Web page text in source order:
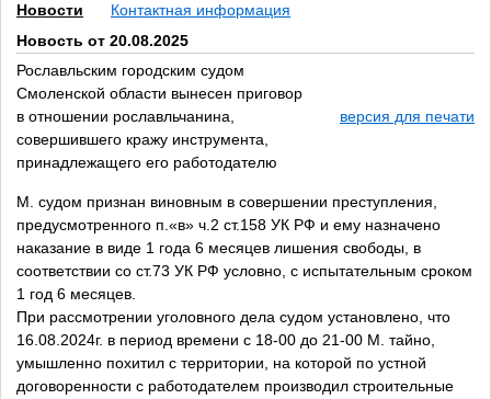
Новости
Контактная информация
Новость от 20.08.2025
Рославльским городским судом
Смоленской области вынесен приговор
в отношении рославльчанина,
совершившего кражу инструмента,
принадлежащего его работодателю
версия для печати
М. судом признан виновным в совершении преступления,
предусмотренного п.«в» ч.2 ст.158 УК РФ и ему назначено
наказание в виде 1 года 6 месяцев лишения свободы, в
соответствии со ст.73 УК РФ условно, с испытательным сроком
1 год 6 месяцев.
При рассмотрении уголовного дела судом установлено, что
16.08.2024г. в период времени с 18-00 до 21-00 М. тайно,
умышленно похитил с территории, на которой по устной
договоренности с работодателем производил строительные